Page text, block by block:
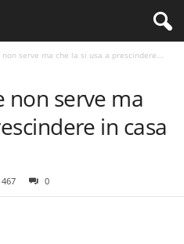
serve ma che la si usa a prescindere...
non serve ma
in casa
0